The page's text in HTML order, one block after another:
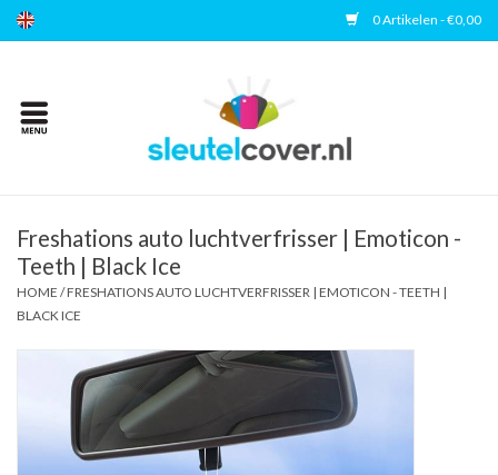
0 Artikelen - €0,00
Home
Accessoires
Veelgestelde vragen
Freshations auto luchtverfrisser | Emoticon -
Teeth | Black Ice
HOME /FRESHATIONS AUTO LUCHTVERFRISSER | EMOTICON - TEETH |
BLACK ICE